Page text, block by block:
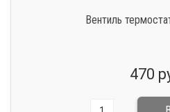
Вентиль
470